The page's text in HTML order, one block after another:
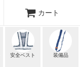
カート
安全ベスト 装備品